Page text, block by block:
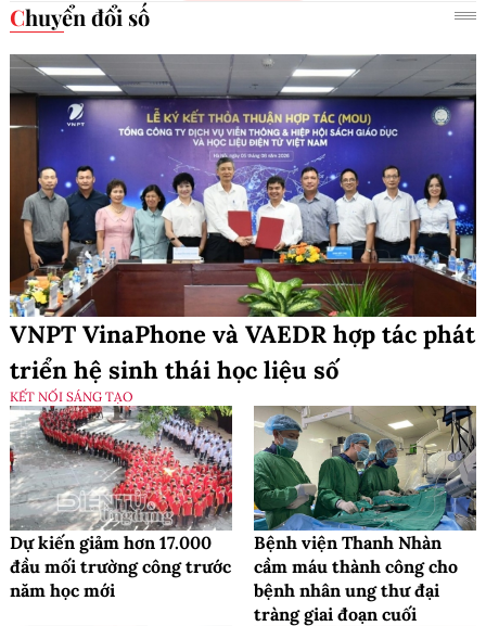
Chuyển đổi số
VNPT VinaPhone và VAEDR hợp tác phát
triển hệ sinh thái học liệu số
KẾT NỐI SÁNG TẠO
Dự kiến giảm hơn 17.000
đầu mối trường công trước
năm học mới
Bệnh viện Thanh Nhàn
cầm máu thành công cho
bệnh nhân ung thư đại
tràng giai đoạn cuối